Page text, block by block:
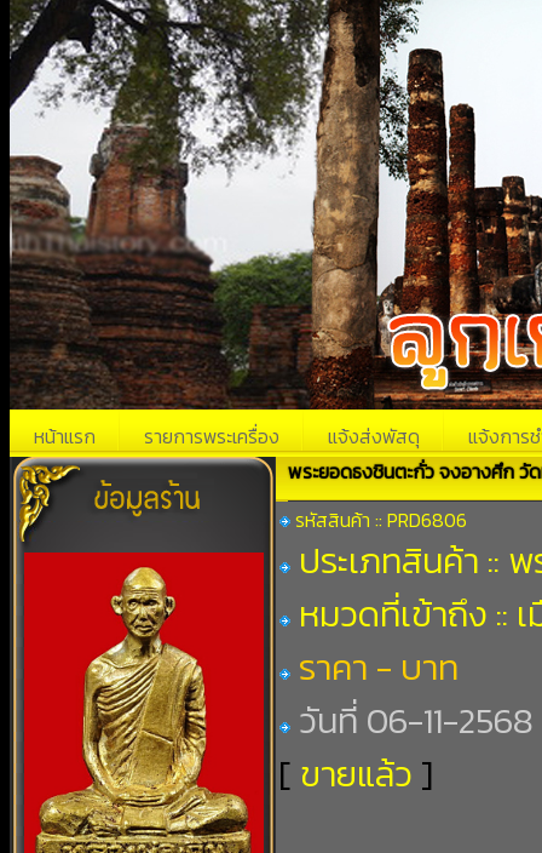
หน้าแรก รายการพระเครื่อง แจ้งส่งพัสดุ แจ้งการช
พระยอดธงชินตะกั่ว จงอางศึก วั
รหัสสินค้า :: PRD6806
ประเภทสินค้า ::
หมวดที่เข้าถึง ::
ราคา - บาท
วันที่ 06-11-
[ ขายแล้ว ]